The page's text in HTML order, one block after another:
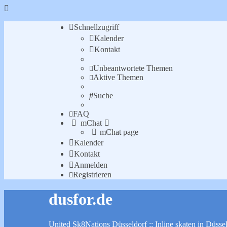
Schnellzugriff
Kalender
Kontakt
Unbeantwortete Themen
Aktive Themen
Suche
FAQ
mChat
mChat page
Kalender
Kontakt
Anmelden
Registrieren
dusfor.de
United Sk8Nations Düsseldorf :: Inline skaten in